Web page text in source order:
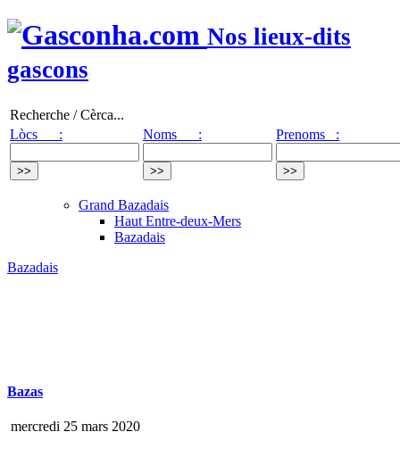
Nos lieux-dits
gascons
Recherche / Cèrca...
Lòcs :
Noms : Prenoms :
Grand Bazadais
Haut Entre-deux-Mers
Bazadais
Bazadais
Bazas
mercredi 25 mars 2020